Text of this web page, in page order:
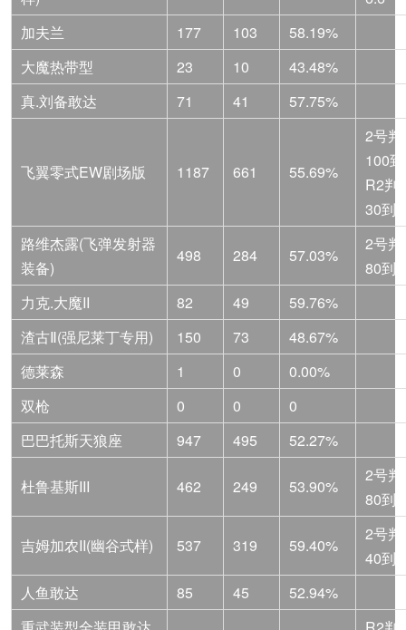
加夫兰
177 103
58.19%
大魔热带型
23 10
43.48%
真.刘备敢达
71 41 57.75%
飞翼零式EW剧场版 1187 661 55.69%
2号
100
R2判
30到
路维杰露(飞弹发射器
装备)
498 284 57.03%
2号
80到
力克.大魔II
82 49
59.76%
渣古Ⅱ(强尼莱丁专用)
150 73
48.67%
德莱森
1 0
0.00%
双枪
0 0
0
巴巴托斯天狼座
947 495 52.27%
杜鲁基斯III 462 249 53.90%
2号
80到
吉姆加农II(幽谷式样) 537 319 59.40%
2号
40到
人鱼敢达
85 45
52.94%